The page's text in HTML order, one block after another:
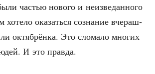
частью ново­го и неиз­ве­дан­но­го
хоте­ло ока­зать­ся созна­ние вче­раш­
октяб­рён­ка. Это сло­ма­ло мно­гих
И это правда.